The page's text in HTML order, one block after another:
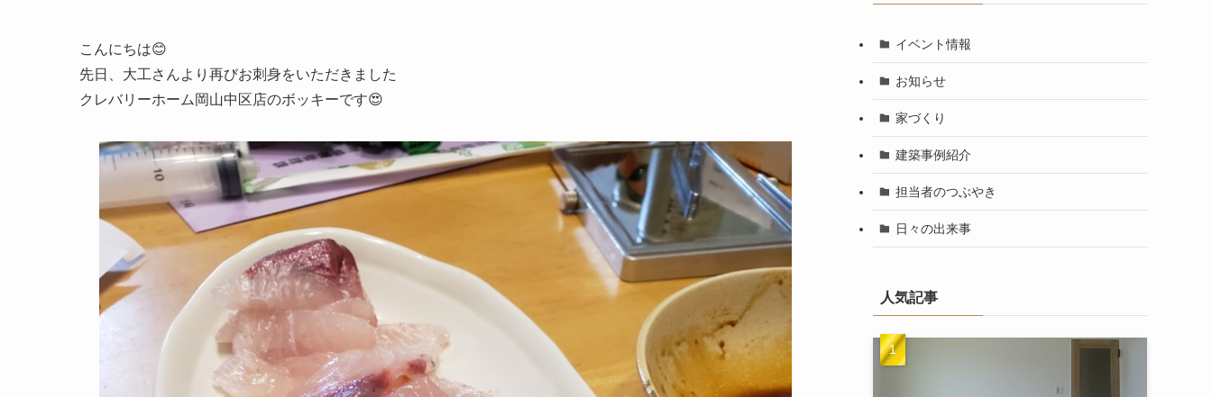
こんにちは😊
先日、大工さんより再びお刺身をいただきました
クレバリーホーム岡山中区店のボッキーです😍
イベント情報
お知らせ
家づくり
建築事例紹介
担当者のつぶやき
日々の出来事
人気記事